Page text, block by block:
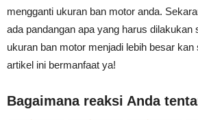
mengganti ukuran ban motor anda.
ada pandangan apa yang harus dilakukan
ukuran ban motor menjadi lebih besar kan
artikel ini bermanfaat ya!
Bagaimana reaksi Anda